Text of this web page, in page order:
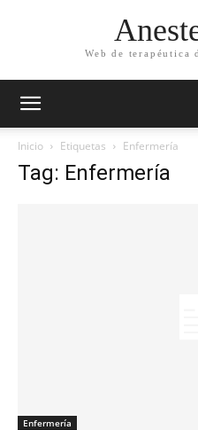
Web de terapéutica
Inicio Etiquetas Enfermería
Tag: Enfermería
Enfermería